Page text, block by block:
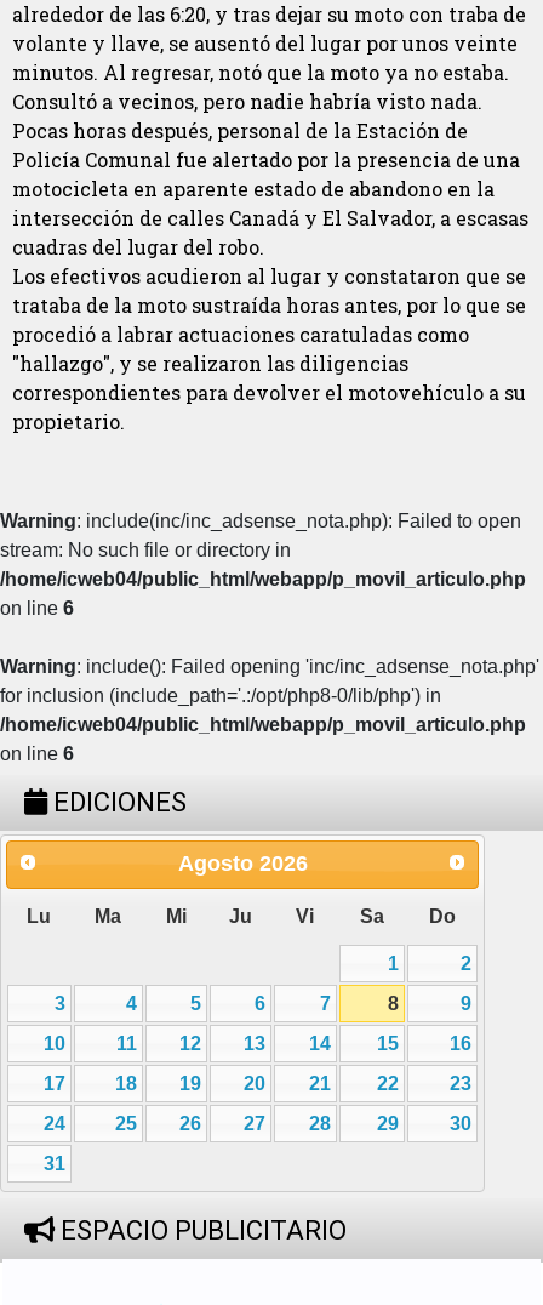
alrededor de las 6:20, y tras dejar su moto con traba de
volante y llave, se ausentó del lugar por unos veinte
minutos. Al regresar, notó que la moto ya no estaba.
Consultó a vecinos, pero nadie habría visto nada.
Pocas horas después, personal de la Estación de
Policía Comunal fue alertado por la presencia de una
motocicleta en aparente estado de abandono en la
intersección de calles Canadá y El Salvador, a escasas
cuadras del lugar del robo.
Los efectivos acudieron al lugar y constataron que se
trataba de la moto sustraída horas antes, por lo que se
procedió a labrar actuaciones caratuladas como
"hallazgo", y se realizaron las diligencias
correspondientes para devolver el motovehículo a su
propietario.
Warning: include(inc/inc_adsense_nota.php): Failed to open
stream: No such file or directory in
/home/icweb04/public_html/webapp/p_movil_articulo.php
on line 6
Warning: include(): Failed opening 'inc/inc_adsense_nota.php'
for inclusion (include_path='.:/opt/php8-0/lib/php') in
/home/icweb04/public_html/webapp/p_movil_articulo.php
on line 6
EDICIONES
Agosto 2026
Lu Ma Mi Ju Vi Sa Do
1
2
3
4 5 6 7 8
9
10
11 12 13 14 15
16
17
18 19 20 21 22
23
24
25 26 27 28 29
30
31
ESPACIO PUBLICITARIO